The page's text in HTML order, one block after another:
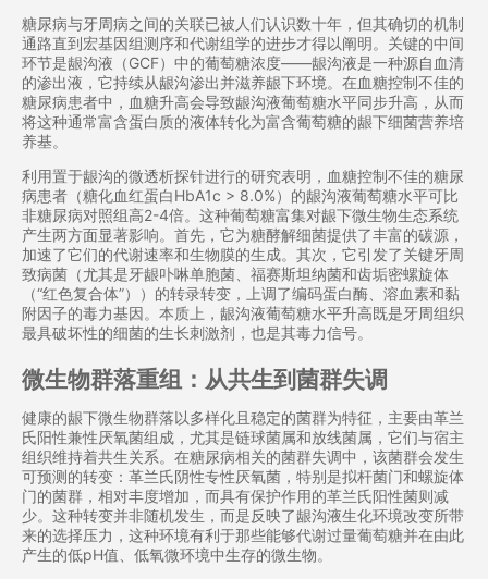
糖尿病与牙周病之间的关联已被人们认识数十年，但其确切的机制
通路直到宏基因组测序和代谢组学的进步才得以阐明。关键的中间
环节是龈沟液（GCF）中的葡萄糖浓度——龈沟液是一种源自血清
的渗出液，它持续从龈沟渗出并滋养龈下环境。在血糖控制不佳的
糖尿病患者中，血糖升高会导致龈沟液葡萄糖水平同步升高，从而
将这种通常富含蛋白质的液体转化为富含葡萄糖的龈下细菌营养培
养基。
利用置于龈沟的微透析探针进行的研究表明，血糖控制不佳的糖尿
病患者（糖化血红蛋白HbA1c > 8.0%）的龈沟液葡萄糖水平可比
非糖尿病对照组高2-4倍。这种葡萄糖富集对龈下微生物生态系统
产生两方面显著影响。首先，它为糖酵解细菌提供了丰富的碳源，
加速了它们的代谢速率和生物膜的生成。其次，它引发了关键牙周
致病菌（尤其是牙龈卟啉单胞菌、福赛斯坦纳菌和齿垢密螺旋体
（“红色复合体”））的转录转变，上调了编码蛋白酶、溶血素和黏
附因子的毒力基因。本质上，龈沟液葡萄糖水平升高既是牙周组织
最具破坏性的细菌的生长刺激剂，也是其毒力信号。
微生物群落重组：从共生到菌群失调
健康的龈下微生物群落以多样化且稳定的菌群为特征，主要由革兰
氏阳性兼性厌氧菌组成，尤其是链球菌属和放线菌属，它们与宿主
组织维持着共生关系。在糖尿病相关的菌群失调中，该菌群会发生
可预测的转变：革兰氏阴性专性厌氧菌，特别是拟杆菌门和螺旋体
门的菌群，相对丰度增加，而具有保护作用的革兰氏阳性菌则减
少。这种转变并非随机发生，而是反映了龈沟液生化环境改变所带
来的选择压力，这种环境有利于那些能够代谢过量葡萄糖并在由此
产生的低pH值、低氧微环境中生存的微生物。